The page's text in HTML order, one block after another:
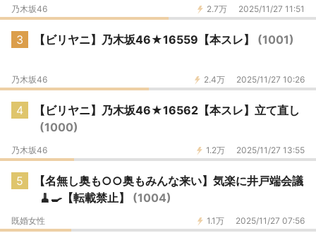
2.7万 2025/11/27 11:51
乃木坂46
3 【ビリヤニ】乃木坂46★16559【本スレ】 (1001)
2.4万 2025/11/27 10:26
乃木坂46
4
【ビリヤニ】乃木坂46★16562【本スレ】立て直し
(1000)
1.2万 2025/11/27 13:55
乃木坂46
5
【名無し奥も○○奥もみんな来い】気楽に井戸端会議
🧹🍳【転載禁止】 (1004)
1.1万 2025/11/27 07:56
既婚女性